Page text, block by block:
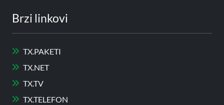
Brzi linkovi
TX.PAKETI
TX.NET
TX.TV
TX.TELEFON